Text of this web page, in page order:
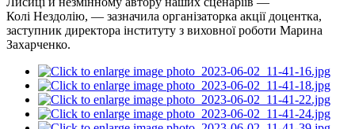
Колі Нездолію, — зазначила організаторка акції доцентка,
заступник директора інституту з виховної роботи Марина
Захарченко.